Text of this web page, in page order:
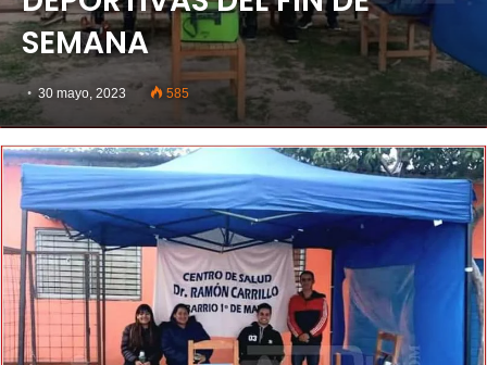
SEMANA
30 mayo, 2023 585